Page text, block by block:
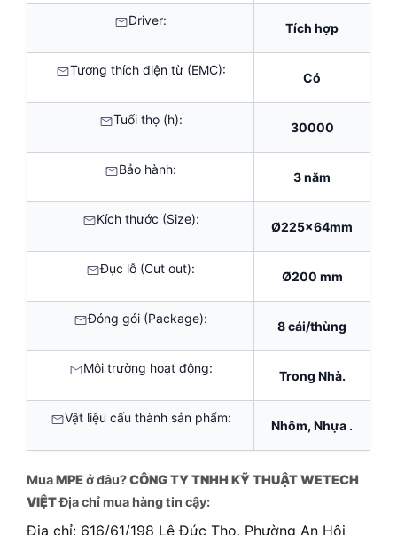
Driver:
Tích hợp
Tương thích điện từ (EMC):
Có
Tuổi thọ (h):
30000
Bảo hành:
3 năm
Kích thước (Size):
Ø225x64mm
Đục lỗ (Cut out):
Ø200 mm
Đóng gói (Package):
8 cái/thùng
Môi trường hoạt động:
Trong Nhà.
Vật liệu cấu thành sản phẩm:
Nhôm, Nhựa .
MuaMPEở đâu?CÔNG TY TNHH KỸ THUẬT WETECH
VIỆTĐịa chỉ mua hàng tin cậy:
Địa chỉ: 616/61/198 Lê Đức Thọ, Phường An Hội